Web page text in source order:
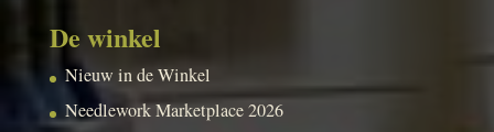
De winkel
Nieuw in de Winkel
Needlework Marketplace 2026